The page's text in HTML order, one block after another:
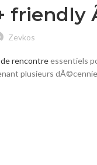
friendly
Zevkos
rencontreessentiels
plusieurs